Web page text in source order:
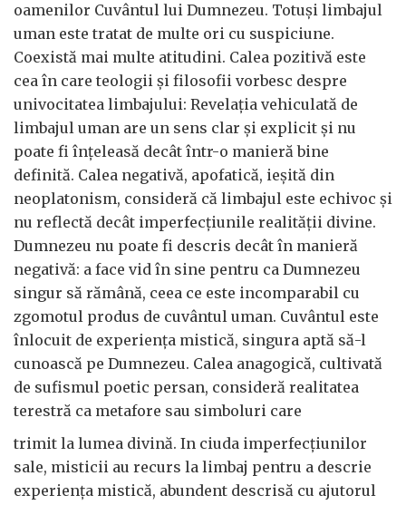
oamenilor Cuvântul lui Dumnezeu. Totuși limbajul
uman este tratat de multe ori cu suspiciune.
Coexistă mai multe atitudini. Calea pozitivă este
cea în care teologii și filosofii vorbesc despre
univocitatea limbajului: Revelația vehiculată de
limbajul uman are un sens clar și explicit și nu
poate fi înțeleasă decât într-o manieră bine
definită. Calea negativă, apofatică, ieșită din
neoplatonism, consideră că limbajul este echivoc și
nu reflectă decât imperfecțiunile realității divine.
Dumnezeu nu poate fi descris decât în manieră
negativă: a face vid în sine pentru ca Dumnezeu
singur să rămână, ceea ce este incomparabil cu
zgomotul produs de cuvântul uman. Cuvântul este
înlocuit de experiența mistică, singura aptă să-l
cunoască pe Dumnezeu. Calea anagogică, cultivată
de sufismul poetic persan, consideră realitatea
terestră ca metafore sau simboluri care
trimit la lumea divină. In ciuda imperfecțiunilor
sale, misticii au recurs la limbaj pentru a descrie
experiența mistică, abundent descrisă cu ajutorul